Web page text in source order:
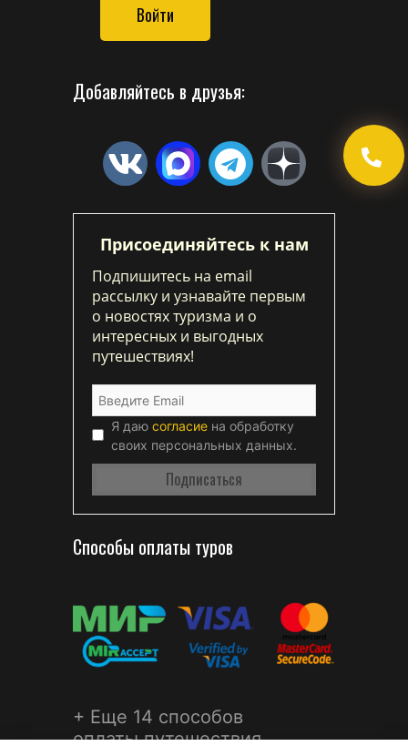
Войти
Добавляйтесь в друзья:
Присоединяйтесь к нам
Подпишитесь на email
рассылку и узнавайте первым
о новостях туризма и о
интересных и выгодных
путешествиях!
Я даю согласие на обработку
своих персональных данных.
Способы оплаты туров
+ Еще 14 способов
оплаты путешествия